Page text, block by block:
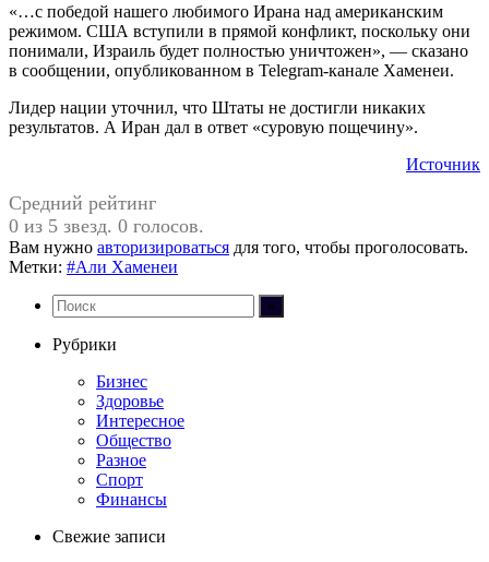
«…с победой нашего любимого Ирана над американским
режимом. США вступили в прямой конфликт, поскольку они
понимали, Израиль будет полностью уничтожен», — сказано
в сообщении, опубликованном в Telegram-канале Хаменеи.
Лидер нации уточнил, что Штаты не достигли никаких
результатов. А Иран дал в ответ «суровую пощечину».
Источник
Средний рейтинг
0 из 5 звезд. 0 голосов.
Вам нужно авторизироваться для того, чтобы проголосовать.
Метки: #Али Хаменеи
Рубрики
Бизнес
Здоровье
Интересное
Общество
Разное
Спорт
Финансы
Свежие записи